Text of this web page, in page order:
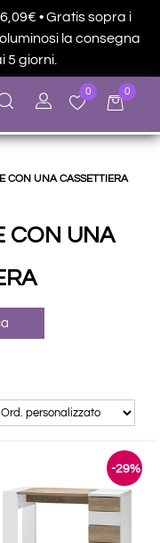
• Gratis sopra i
la consegna
5 giorni.
0 0
CON UNA CASSETTIERA
CON UNA
-29%